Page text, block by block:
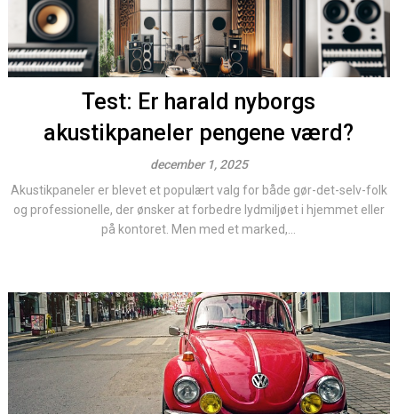
Test: Er harald nyborgs
akustikpaneler pengene værd?
december 1, 2025
Akustikpaneler er blevet et populært valg for både gør-det-selv-folk
og professionelle, der ønsker at forbedre lydmiljøet i hjemmet eller
på kontoret. Men med et marked,...